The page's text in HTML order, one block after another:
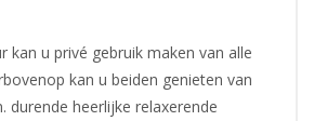
kan u privé gebruik maken van alle
kan u beiden genieten van
durende heerlijke relaxerende